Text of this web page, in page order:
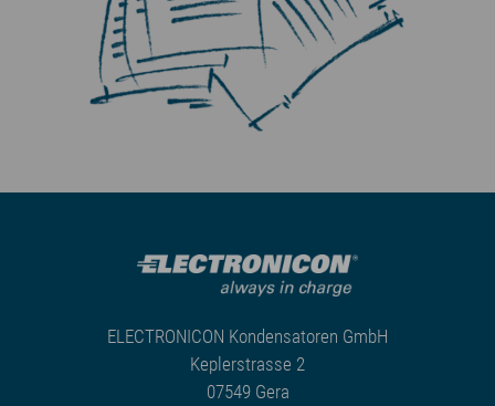
ELECTRONICON Kondensatoren GmbH
Keplerstrasse 2
07549 Gera